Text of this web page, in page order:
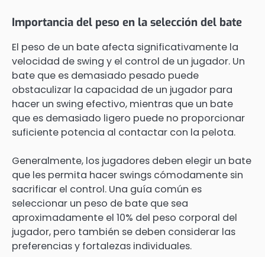
Importancia del peso en la selección del bate
El peso de un bate afecta significativamente la
velocidad de swing y el control de un jugador. Un
bate que es demasiado pesado puede
obstaculizar la capacidad de un jugador para
hacer un swing efectivo, mientras que un bate
que es demasiado ligero puede no proporcionar
suficiente potencia al contactar con la pelota.
Generalmente, los jugadores deben elegir un bate
que les permita hacer swings cómodamente sin
sacrificar el control. Una guía común es
seleccionar un peso de bate que sea
aproximadamente el 10% del peso corporal del
jugador, pero también se deben considerar las
preferencias y fortalezas individuales.